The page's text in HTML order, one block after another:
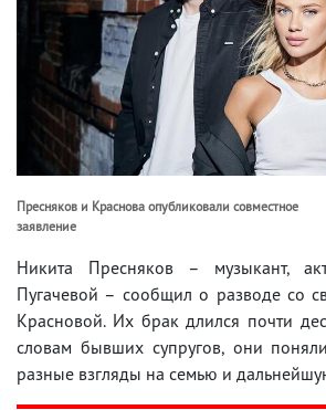
Пресняков и Краснова опубликовали совместное
заявление
Никита Пресняков – музыкант,
Пугачевой – сообщил о разводе со
Красновой. Их брак длился почти
словам бывших супругов, они
разные взгляды на семью и